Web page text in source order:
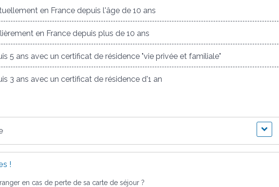
en France depuis l'âge de 10 ans
en France depuis plus de 10 ans
5 ans avec un certificat de résidence "vie privée et familiale"
3 ans avec un certificat de résidence d'1 an
!
en cas de perte de sa carte de séjour ?